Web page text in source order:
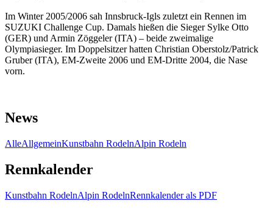
Im Winter 2005/2006 sah Innsbruck-Igls zuletzt ein Rennen im
SUZUKI Challenge Cup. Damals hießen die Sieger Sylke Otto
(GER) und Armin Zöggeler (ITA) – beide zweimalige
Olympiasieger. Im Doppelsitzer hatten Christian Oberstolz/Patrick
Gruber (ITA), EM-Zweite 2006 und EM-Dritte 2004, die Nase
vorn.
News
AlleAllgemeinKunstbahn RodelnAlpin Rodeln
Rennkalender
Kunstbahn RodelnAlpin RodelnRennkalender als PDF